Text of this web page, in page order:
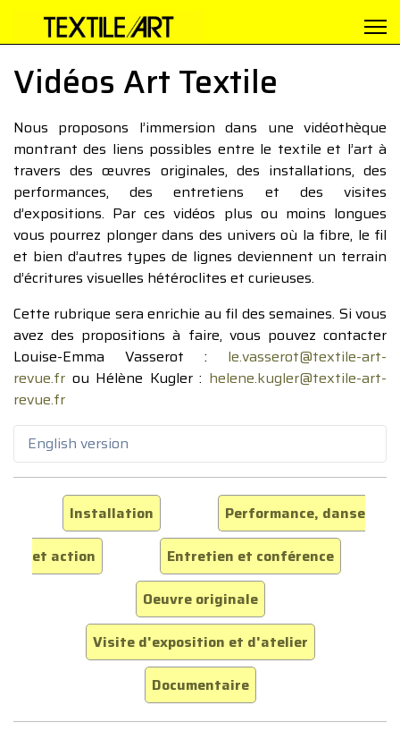
Vidéos Art Textile
Nous proposons l’immersion dans une vidéothèque
montrant des liens possibles entre le textile et l’art à
travers des œuvres originales, des installations, des
performances, des entretiens et des visites
d’expositions. Par ces vidéos plus ou moins longues
vous pourrez plonger dans des univers où la fibre, le fil
et bien d’autres types de lignes deviennent un terrain
d’écritures visuelles hétéroclites et curieuses.
Cette rubrique sera enrichie au fil des semaines. Si vous
avez des propositions à faire, vous pouvez contacter
Louise-Emma Vasserot : le.vasserot@textile-art-
revue.fr ou Hélène Kugler : helene.kugler@textile-art-
revue.fr
English version
Installation
Performance, danse
et action
Entretien et conférence
Oeuvre originale
Visite d'exposition et d'atelier
Documentaire